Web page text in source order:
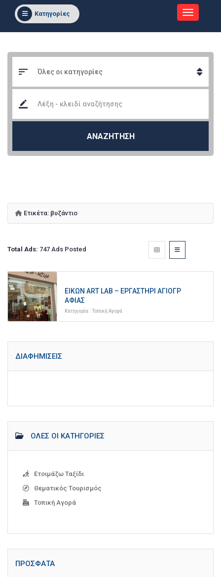
Κατηγορίες
ΑΝΑΖΗΤΗΣΗ
Ετικέτα: βυζάντιο
Total Ads: 747 Ads Posted
ΕΙΚΏΝ ART LAB – ΕΡΓΑΣΤΉΡΙ ΑΓΙΟΓΡ
ΑΦΊΑΣ
Κατηγορία : Τοπική Αγορά
ΔΙΑΦΗΜΊΣΕΙΣ
ΌΛΕΣ ΟΙ ΚΑΤΗΓΟΡΊΕΣ
Ετοιμάζω Ταξίδι
Θεματικός Τουρισμός
Τοπική Αγορά
ΠΡΌΣΦΑΤΑ